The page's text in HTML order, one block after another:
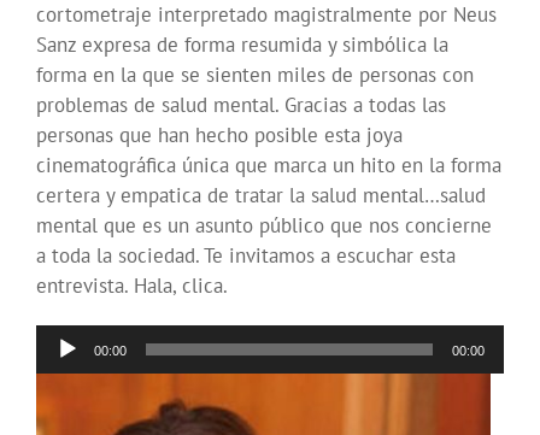
cortometraje interpretado magistralmente por Neus
Sanz expresa de forma resumida y simbólica la
forma en la que se sienten miles de personas con
problemas de salud mental. Gracias a todas las
personas que han hecho posible esta joya
cinematográfica única que marca un hito en la forma
certera y empatica de tratar la salud mental…salud
mental que es un asunto público que nos concierne
a toda la sociedad. Te invitamos a escuchar esta
entrevista. Hala, clica.
Reproductor
de
audio
00:00 00:00